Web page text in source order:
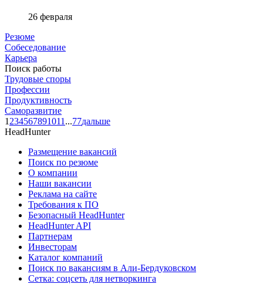
26 февраля
Резюме
Собеседование
Карьера
Поиск работы
Трудовые споры
Профессии
Продуктивность
Саморазвитие
1 234567891011 ...77дальше
HeadHunter
Размещение вакансий
Поиск по резюме
О компании
Наши вакансии
Реклама на сайте
Требования к ПО
Безопасный HeadHunter
HeadHunter API
Партнерам
Инвесторам
Каталог компаний
Поиск по вакансиям в Али-Бердуковском
Сетка: соцсеть для нетворкинга